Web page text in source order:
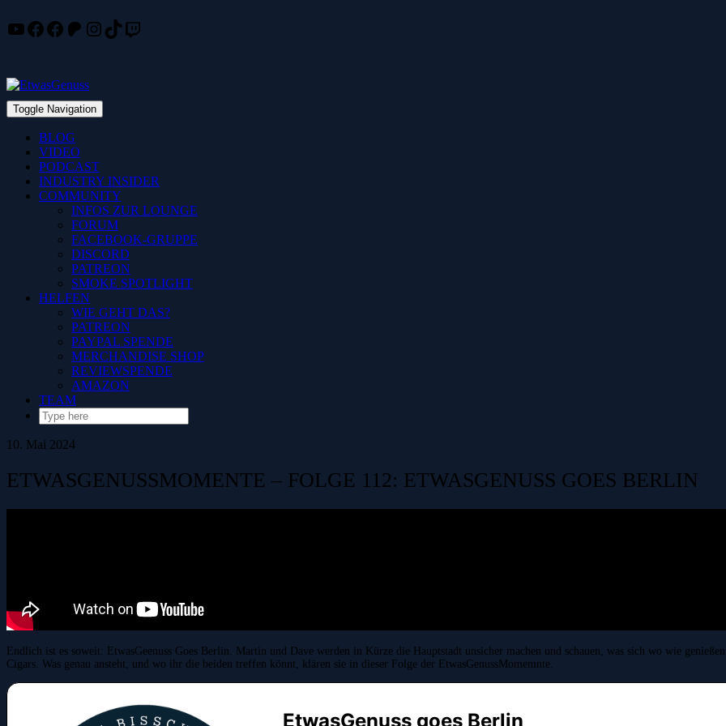
Skip
YouTube
Facebook
Facebook
Patreon
Instagram
TikTok
Twitch
Toggle Navigation
BLOG
VIDEO
PODCAST
INDUSTRY INSIDER
COMMUNITY
INFOS ZUR LOUNGE
FORUM
FACEBOOK-GRUPPE
DISCORD
PATREON
SMOKE SPOTLIGHT
HELFEN
WIE GEHT DAS?
PATREON
PAYPAL SPENDE
MERCHANDISE SHOP
REVIEWSPENDE
AMAZON
TEAM
10. Mai 2024
ETWASGENUSSMOMENTE – FOLGE 112: ETWASGENUSS GOES BERLIN
Endlich ist es soweit: EtwasGeenuss Goes Berlin. Martin und Dave werden in Kürze die Hauptstadt unsicher machen und schauen, was sich wo wie
Cigars. Was genau ansteht, und wo ihr die beiden treffen könnt, klären sie in dieser Folge der EtwasGenussMomemnte.